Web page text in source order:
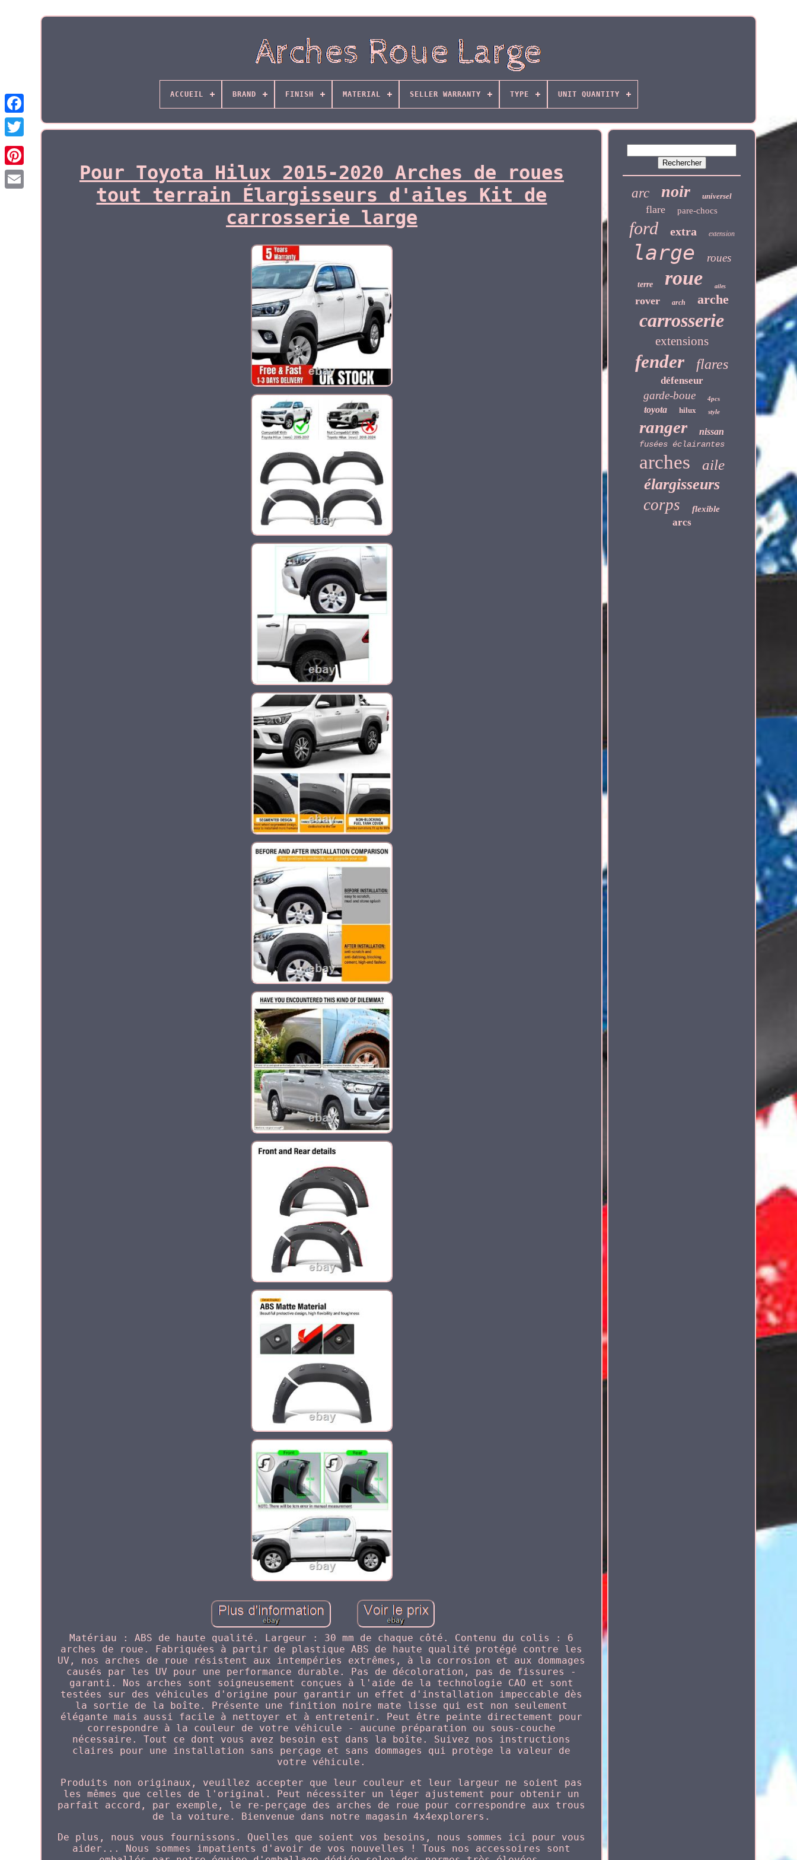
ACCUEIL BRAND FINISH MATERIAL SELLER WARRANTY TYPE UNIT QUANTITY
Pour Toyota Hilux 2015-2020 Arches de roues
tout terrain Élargisseurs d'ailes Kit de
carrosserie large
Matériau : ABS de haute qualité. Largeur : 30 mm de chaque côté. Contenu du colis : 6
arches de roue. Fabriquées à partir de plastique ABS de haute qualité protégé contre les
UV, nos arches de roue résistent aux intempéries extrêmes, à la corrosion et aux dommages
causés par les UV pour une performance durable. Pas de décoloration, pas de fissures -
garanti. Nos arches sont soigneusement conçues à l'aide de la technologie CAO et sont
testées sur des véhicules d'origine pour garantir un effet d'installation impeccable dès
la sortie de la boîte. Présente une finition noire mate lisse qui est non seulement
élégante mais aussi facile à nettoyer et à entretenir. Peut être peinte directement pour
correspondre à la couleur de votre véhicule - aucune préparation ou sous-couche
nécessaire. Tout ce dont vous avez besoin est dans la boîte. Suivez nos instructions
claires pour une installation sans perçage et sans dommages qui protège la valeur de
votre véhicule.
Produits non originaux, veuillez accepter que leur couleur et leur largeur ne soient pas
les mêmes que celles de l'original. Peut nécessiter un léger ajustement pour obtenir un
parfait accord, par exemple, le re-perçage des arches de roue pour correspondre aux trous
de la voiture. Bienvenue dans notre magasin 4x4explorers.
De plus, nous vous fournissons. Quelles que soient vos besoins, nous sommes ici pour vous
aider... Nous sommes impatients d'avoir de vos nouvelles ! Tous nos accessoires sont
arc noir universel
flare pare-chocs
ford extra extension
large roues
terre roue ailes
rover arch arche
carrosserie
extensions
fender flares
défenseur
garde-boue 4pcs
toyota hilux style
ranger nissan
fusées éclairantes
arches aile
élargisseurs
corps flexible
arcs